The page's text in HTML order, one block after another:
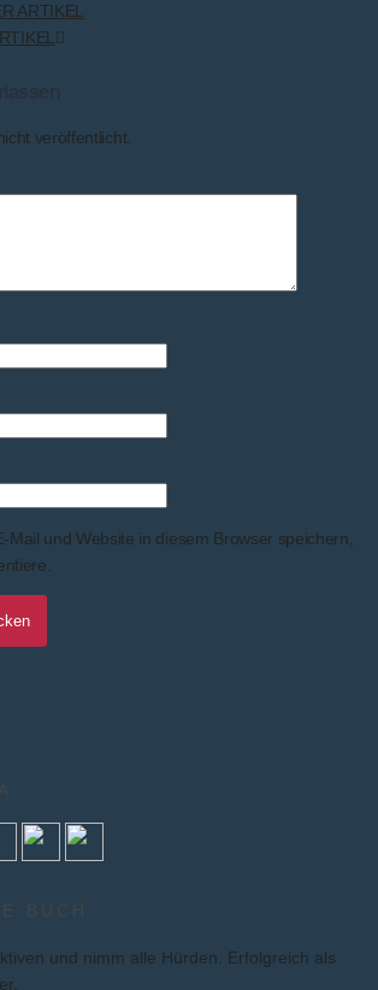
ARTIKEL
veröffentlicht.
Mail und Website in diesem Browser speichern,
BUCH
und nimm alle Hürden. Erfolgreich als